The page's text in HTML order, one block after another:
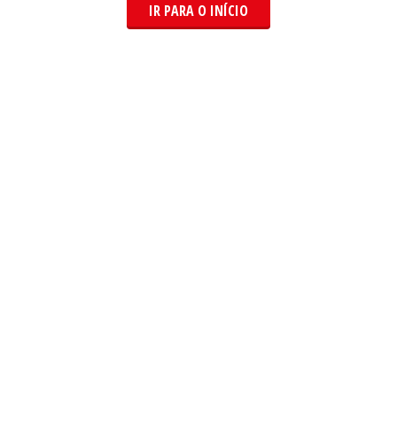
IR PARA O INÍCIO